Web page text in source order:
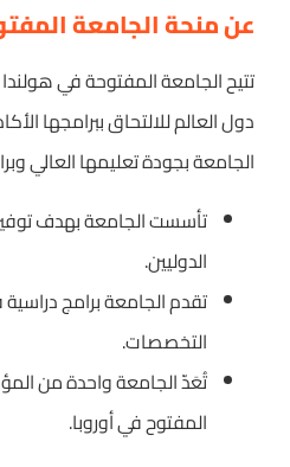
عن منحة الجامعة
تتيح الجامعة المفتوحة في
دول العالم للالتحاق ببرامجها
الجامعة بجودة تعليمها العالي
تأسست الجامعة بهدف
الدوليين.
تقدم الجامعة برامج
التخصصات.
تُعَدّ الجامعة واحدة من
المفتوح في أوروبا.